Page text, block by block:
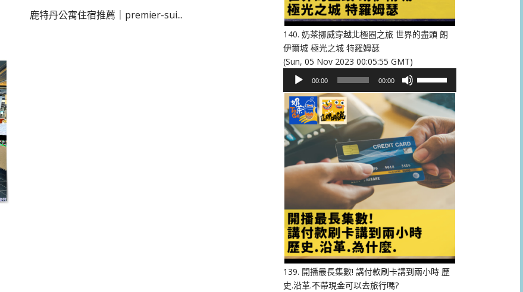
鹿特丹公寓住宿推薦｜premier-sui...
量。
140. 奶茶挪威穿越北極圈之旅 世界的盡頭 朗
伊爾城 極光之城 特羅姆瑟
(Sun, 05 Nov 2023 00:05:55 GMT)
播
放
器
00:00 00:00
向
上/
向
下
鍵
以
提
或
降
低
量。
139. 開播最長集數! 講付款刷卡講到兩小時 歷
史.沿革.不帶現金可以去旅行嗎?